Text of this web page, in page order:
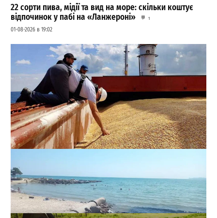
22 сорти пива, мідії та вид на море: скільки коштує
відпочинок у пабі на «Ланжероні»
1
01-08-2026 в 19:02
екстрено знизив експортні ціни на зерно
04-08-2026 в 17:28
ВИБІР РЕДАКЦІЇ